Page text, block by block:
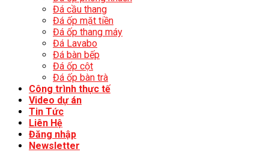
Đá cầu thang
Đá ốp mặt tiền
Đá ốp thang máy
Đá Lavabo
Đá bàn bếp
Đá ốp cột
Đá ốp bàn trà
Công trình thực tế
Video dự án
Tin Tức
Liên Hệ
Đăng nhập
Newsletter